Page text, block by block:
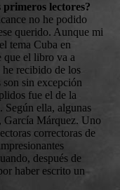
lectores?
no he podido
querido. Aunque mi
tema Cuba en
que el libro va a
he recibido de los
sin excepción
fue el de la
Según ella, algunas
García Márquez. Uno
correctoras de
después de
haber escrito un